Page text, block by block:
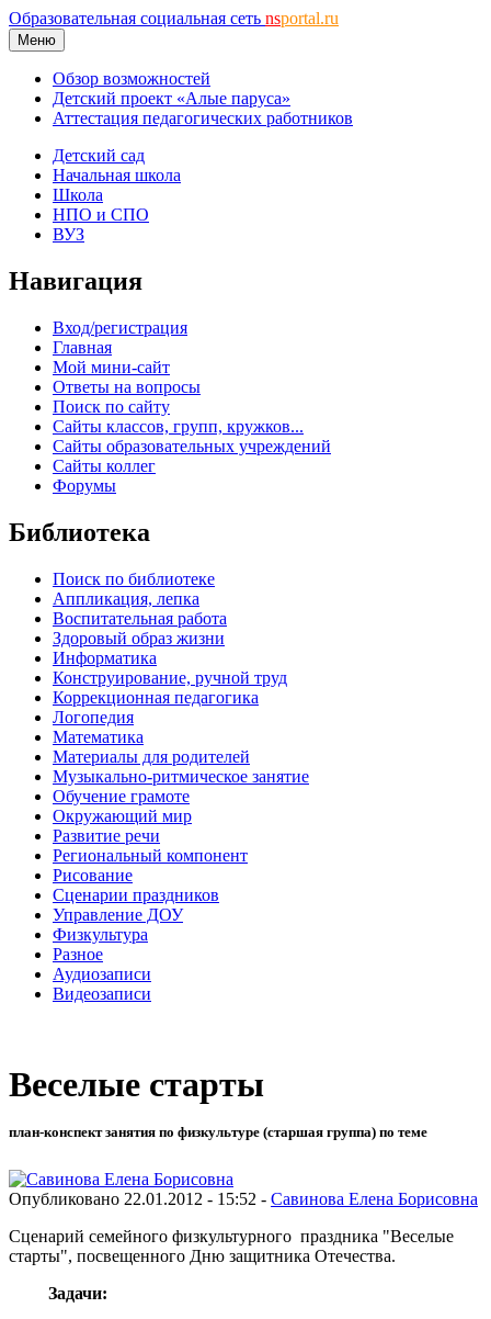
Образовательная социальная сеть nsportal.ru
Меню
Обзор возможностей
Детский проект «Алые паруса»
Аттестация педагогических работников
Детский сад
Начальная школа
Школа
НПО и СПО
ВУЗ
Навигация
Вход/регистрация
Главная
Мой мини-сайт
Ответы на вопросы
Поиск по сайту
Сайты классов, групп, кружков...
Сайты образовательных учреждений
Сайты коллег
Форумы
Библиотека
Поиск по библиотеке
Аппликация, лепка
Воспитательная работа
Здоровый образ жизни
Информатика
Конструирование, ручной труд
Коррекционная педагогика
Логопедия
Математика
Материалы для родителей
Музыкально-ритмическое занятие
Обучение грамоте
Окружающий мир
Развитие речи
Региональный компонент
Рисование
Сценарии праздников
Управление ДОУ
Физкультура
Разное
Аудиозаписи
Видеозаписи
Веселые старты
план-конспект занятия по физкультуре (старшая группа) по теме
Опубликовано 22.01.2012 - 15:52 - Савинова Елена Борисовна
Сценарий семейного физкультурного праздника "Веселые
старты", посвещенного Дню защитника Отечества.
Задачи: